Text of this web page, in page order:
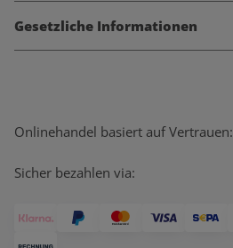
Gesetzliche Informationen
Onlinehandel basiert auf Vertrauen:
Sicher bezahlen via: